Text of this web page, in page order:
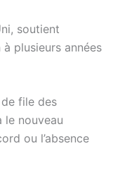
soutient
plusieurs années
file des
le nouveau
ou l’absence